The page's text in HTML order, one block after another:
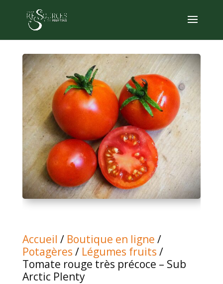
Accueil / Boutique en ligne /
Potagères / Légumes fruits /
Tomate rouge très précoce – Sub
Arctic Plenty